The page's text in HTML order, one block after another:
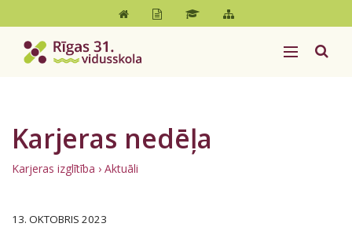
Karjeras nedēļa
Karjeras izglītība › Aktuāli
13. OKTOBRIS 2023